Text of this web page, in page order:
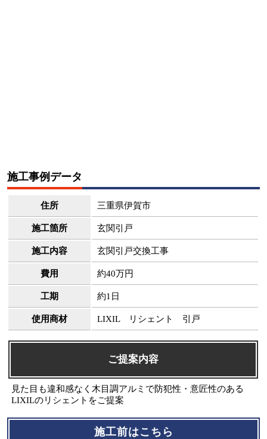
施工事例データ
住所 三重県伊賀市
施工箇所 玄関引戸
施工内容 玄関引戸交換工事
費用 約40万円
工期 約1日
使用商材 LIXIL リシェント 引戸
ご提案内容
見た目も違和感なく木目調アルミで防犯性・意匠性のある
LIXILのリシェントをご提案
施工前はこちら